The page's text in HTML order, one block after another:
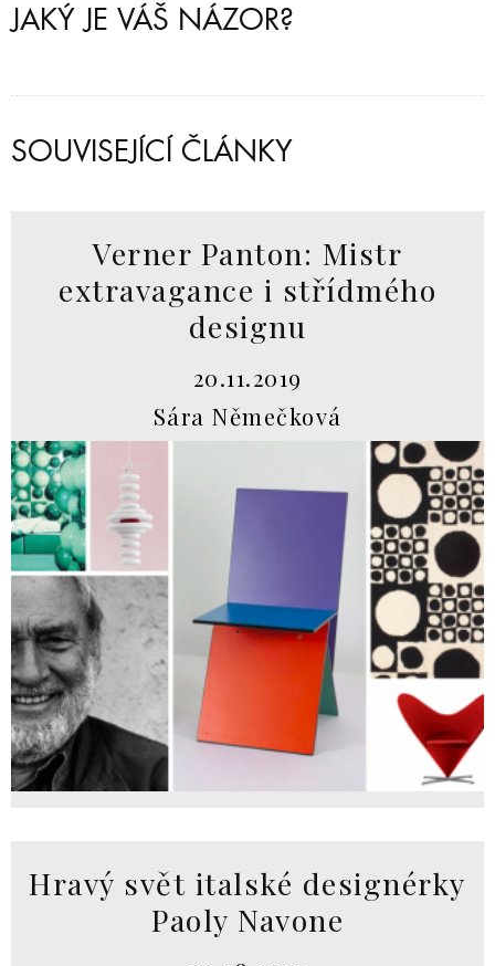
JAKÝ JE VÁŠ NÁZOR?
SOUVISEJÍCÍ ČLÁNKY
Verner Panton: Mistr
extravagance i střídmého
designu
20.11.2019
Sára Němečková
Hravý svět italské designérky
Paoly Navone